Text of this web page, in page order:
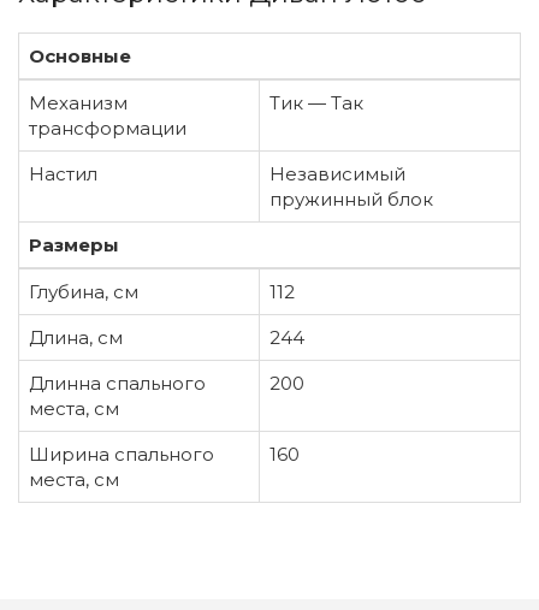
Основные
Механизм
трансформации
Тик — Так
Настил
Независимый
пружинный блок
Размеры
Глубина, см
112
Длина, см
244
Длинна спального
места, см
200
Ширина спального
места, см
160